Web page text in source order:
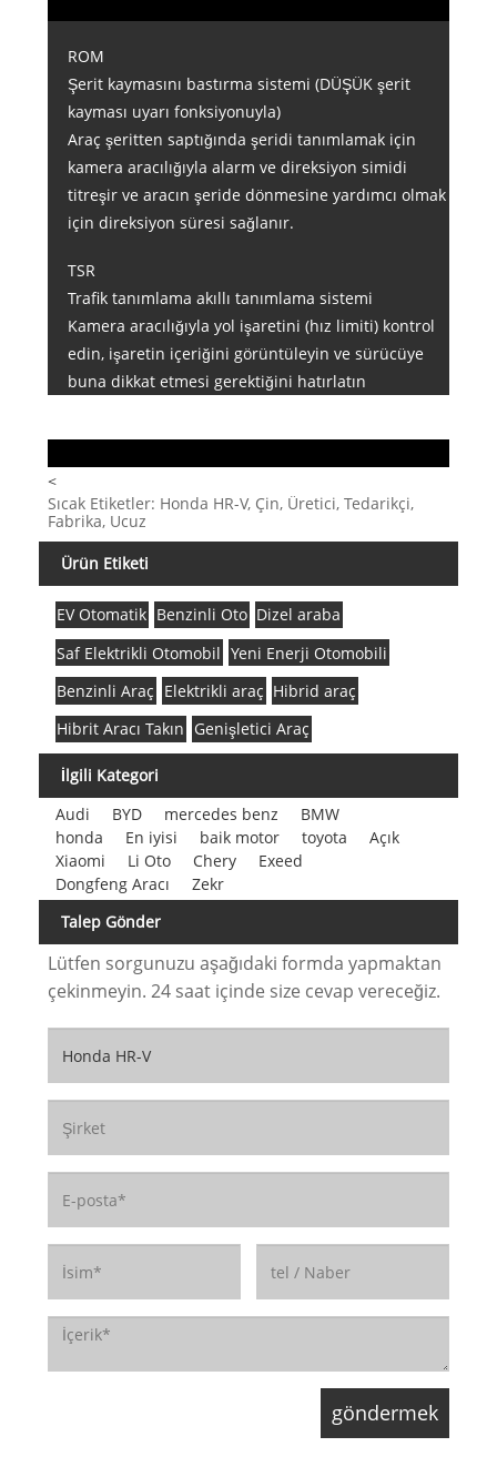
ROM
Şerit kaymasını bastırma sistemi (DÜŞÜK şerit
kayması uyarı fonksiyonuyla)
Araç şeritten saptığında şeridi tanımlamak için
kamera aracılığıyla alarm ve direksiyon simidi
titreşir ve aracın şeride dönmesine yardımcı olmak
için direksiyon süresi sağlanır.
TSR
Trafik tanımlama akıllı tanımlama sistemi
Kamera aracılığıyla yol işaretini (hız limiti) kontrol
edin, işaretin içeriğini görüntüleyin ve sürücüye
buna dikkat etmesi gerektiğini hatırlatın
<
Sıcak Etiketler: Honda HR-V, Çin, Üretici, Tedarikçi,
Fabrika, Ucuz
Ürün Etiketi
EV Otomatik Benzinli Oto Dizel araba
Saf Elektrikli Otomobil Yeni Enerji Otomobili
Benzinli Araç Elektrikli araç Hibrid araç
Hibrit Aracı Takın Genişletici Araç
İlgili Kategori
Audi
BYD mercedes benz
BMW
honda
En iyisi baik motor toyota
Açık
Xiaomi
Li Oto Chery
Exeed
Dongfeng Aracı
Zekr
Talep Gönder
Lütfen sorgunuzu aşağıdaki formda yapmaktan
çekinmeyin. 24 saat içinde size cevap vereceğiz.